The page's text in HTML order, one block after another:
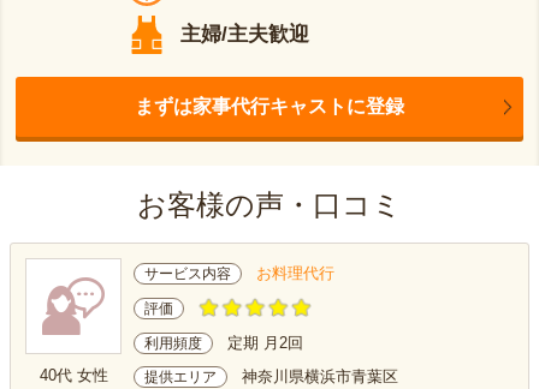
主婦/主夫歓迎
まずは家事代行キャストに登録
お客様の声・口コミ
40代 女性
サービス内容 お料理代行
評価
利用頻度 定期 月2回
提供エリア 神奈川県横浜市青葉区